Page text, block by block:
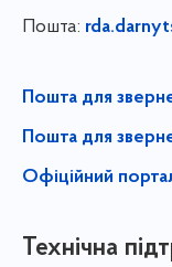
Пошта:
Пошта для
Пошта для
Офіційний
Технічна